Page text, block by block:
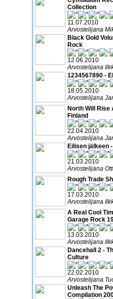
Collection
11.07.2010
Arvostelijana
Black Gold
Rock
12.06.2010
Arvostelijana
1234567890 -
18.05.2010
Arvostelijana
North Will Rise
Finland
22.04.2010
Arvostelijana
Eilisen jälkeen
21.03.2010
Arvostelijana
Rough Trade
17.03.2010
Arvostelijana
A Real Cool
Garage Rock
13.03.2010
Arvostelijana
Dancehall 2 -
Culture
22.02.2010
Arvostelijana
Unleash The
Compilation